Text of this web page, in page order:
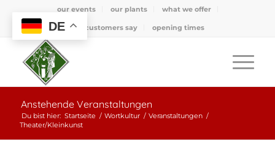
our events our plants what we offer
what customers say opening times
Anstehende Veranstaltungen
Du bist hier: Startseite / Wortkultur / Veranstaltungen /
Theater/Kleinkunst
DE